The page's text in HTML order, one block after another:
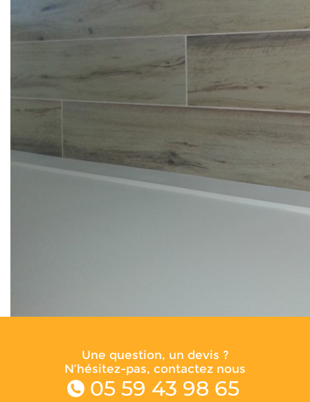
Une question, un devis ?
N’hésitez-pas, contactez nous
05 59 43 98 65